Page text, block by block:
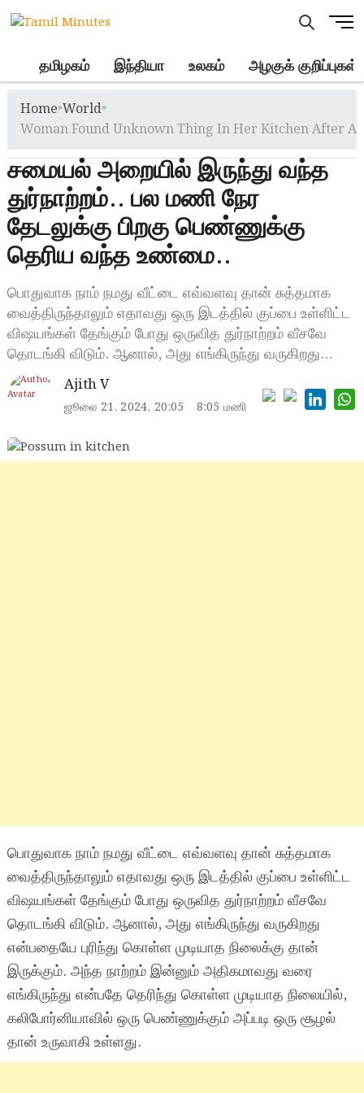
Skip
to
M
u
t
o
தமிழகம் இந்தியா உலகம் அழகுக் குறிப்புகள்
Home»World»
Woman Found Unknown Thing In Her Kitchen After A
சமையல் அறையில் இருந்து வந்த
துர்நாற்றம்.. பல மணி நேர
தேடலுக்கு பிறகு பெண்ணுக்கு
தெரிய வந்த உண்மை..
பொதுவாக நாம் நமது வீட்டை எவ்வளவு தான் சுத்தமாக
வைத்திருந்தாலும் எதாவது ஒரு இடத்தில் குப்பை உள்ளிட்ட
விஷயங்கள் தேங்கும் போது ஒருவித துர்நாற்றம் வீசவே
தொடங்கி விடும். ஆனால், அது எங்கிருந்து வருகிறது…
Ajith V
ஜூலை 21, 2024, 20:05 8:05 மணி
பொதுவாக நாம் நமது வீட்டை எவ்வளவு தான் சுத்தமாக
வைத்திருந்தாலும் எதாவது ஒரு இடத்தில் குப்பை உள்ளிட்ட
விஷயங்கள் தேங்கும் போது ஒருவித துர்நாற்றம் வீசவே
தொடங்கி விடும். ஆனால், அது எங்கிருந்து வருகிறது
என்பதையே புரிந்து கொள்ள முடியாத நிலைக்கு தான்
இருக்கும். அந்த நாற்றம் இன்னும் அதிகமாவது வரை
எங்கிருந்து என்பதே தெரிந்து கொள்ள முடியாத நிலையில்,
கலிபோர்னியாவில் ஒரு பெண்ணுக்கும் அப்படி ஒரு சூழல்
தான் உருவாகி உள்ளது.